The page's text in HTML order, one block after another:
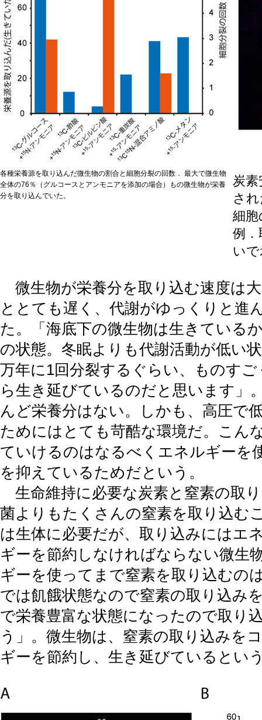
各種栄養源を取り込んだ微生物の割合と細胞分裂の回数． 最大で微生物
全体の76％（グルコースとアンモニアを添加の場合）もの微生物が栄養
分を取り込んでいた。
炭素
さ
細胞
例．
い
微生物が栄養分を取り込む速度は
ととても遅く、代謝がゆっくりと進
た。「海底下の微生物は生きている
の状態。冬眠よりも代謝活動が低い
万年に1回分裂するぐらい、ものす
ら生き延びているのだと思います」
んど栄養分はない。しかも、高圧で
ためにはとても苛酷な環境だ。こん
ていけるのはなるべくエネルギーを
を抑えているためだという。
生命維持に必要な炭素と窒素の取
菌よりもたくさんの窒素を取り込む
は生体に必要だが、取り込みにはエ
ギーを節約しなければならない微生
ギーを使ってまで窒素を取り込むの
では飢餓状態なので窒素の取り込み
で栄養豊富な状態になったので取り
う」。微生物は、窒素の取り込みを
ギーを節約し、生き延びているとい